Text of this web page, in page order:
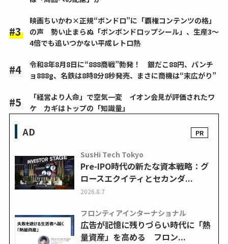
映画ちいかわ×正規“ボンドロ”に「覇権コンテンツの格」
の声 勢い止まらぬ「ボンボンドロップシール」、生産3～
4倍でも追いつかない平成レトロ熱
令和8年8月8日に“888商戦”勃発！ 銀だこ88円、パンチ
ョ888g、名鉄は8時8分8秒発売、まさに商機は“末広がり”
「経営より人命」で空気一変 イオン会見が評価されたワ
ケ カギはトップの「知識量」
AD
SusHi Tech Tokyo
Pre-IPO時代の新たな資本戦略：グ
ロースエクイティとセカンダ...
2026.8.7
フロンティアインターナショナル
広告が記憶に残りづらい時代に「熱
量資産」を高める フロン...